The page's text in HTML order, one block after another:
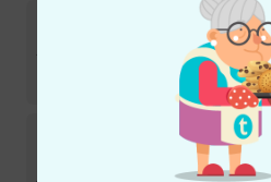
Soundcraft RM EPM
40
Disponible sous
Allen & Heath
10
Disponible